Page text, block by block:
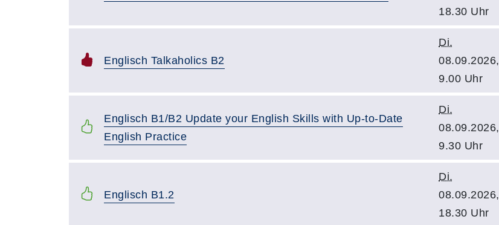
18.30 Uhr
Englisch Talkaholics B2
Di.
08.09.2026,
9.00 Uhr
Englisch B1/B2 Update your English Skills with Up-to-Date
English Practice
Di.
08.09.2026,
9.30 Uhr
Englisch B1.2
Di.
08.09.2026,
18.30 Uhr